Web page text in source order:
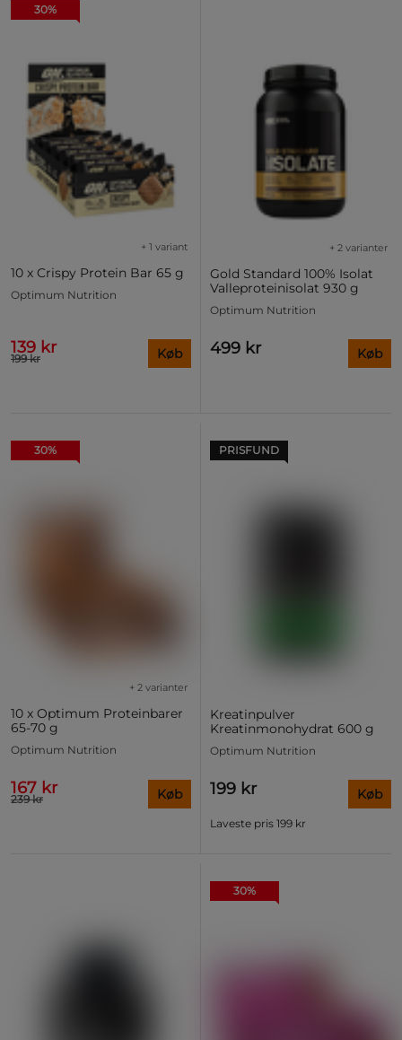
30%
10 x Crispy Protein Bar 65 g
+ 1 variant
Optimum Nutrition
139 kr
199 kr Køb
Gold Standard 100% Isolat
Valleproteinisolat 930 g
+ 2 varianter
Optimum Nutrition
499 kr Køb
30%
10 x Optimum Proteinbarer
65-70 g
+ 2 varianter
Optimum Nutrition
167 kr
239 kr Køb
PRISFUND
Kreatinpulver
Kreatinmonohydrat 600 g
Optimum Nutrition
199 kr
Laveste pris 199 kr
Køb
30%